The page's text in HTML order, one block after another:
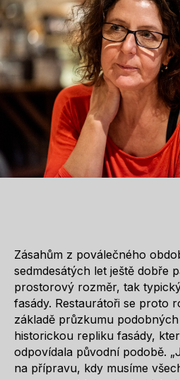
Zásahům z poválečného
sedmdesátých let ještě dobře
prostorový rozměr, tak
fasády. Restaurátoři se proto
základě průzkumu
historickou repliku fasády,
odpovídala původní podobě.
na přípravu, kdy musíme